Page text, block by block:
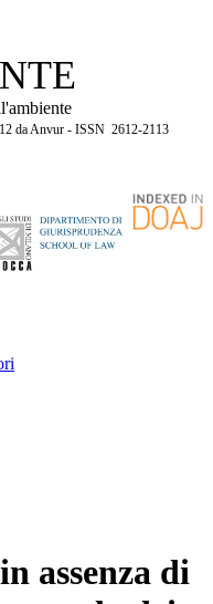
12 da Anvur - ISSN 2612-2113
assenza di